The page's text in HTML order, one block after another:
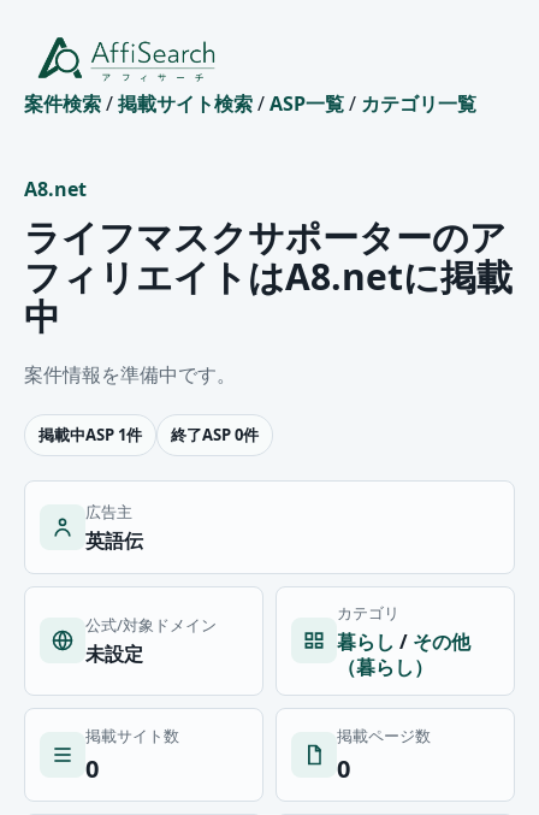
案件検索/掲載サイト検索/ASP一覧/ カテゴリ一覧
A8.net
ライフマスクサポーターのア
フィリエイトはA8.netに掲載
中
案件情報を準備中です。
掲載中ASP 1件 終了ASP 0件
広告主
英語伝
公式/対象ドメイン
未設定
カテゴリ
暮らし / その他
（暮らし）
掲載サイト数
0
掲載ページ数
0